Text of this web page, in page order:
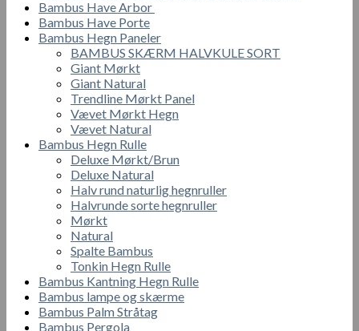
Bambus Have Arbor
Bambus Have Porte
Bambus Hegn Paneler
BAMBUS SKÆRM HALVKULE SORT
Giant Mørkt
Giant Natural
Trendline Mørkt Panel
Vævet Mørkt Hegn
Vævet Natural
Bambus Hegn Rulle
Deluxe Mørkt/Brun
Deluxe Natural
Halv rund naturlig hegnruller
Halvrunde sorte hegnruller
Mørkt
Natural
Spalte Bambus
Tonkin Hegn Rulle
Bambus Kantning Hegn Rulle
Bambus lampe og skærme
Bambus Palm Stråtag
Bambus Pergola